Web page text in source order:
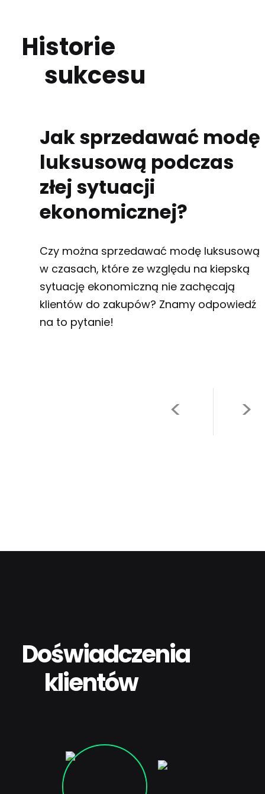
Historie
sukcesu
Jak sprzedawać modę
luksusową podczas
złej sytuacji
ekonomicznej?
Czy można sprzedawać modę luksusową
w czasach, które ze względu na kiepską
sytuację ekonomiczną nie zachęcają
klientów do zakupów? Znamy odpowiedź
na to pytanie!
Doświadczenia
klientów